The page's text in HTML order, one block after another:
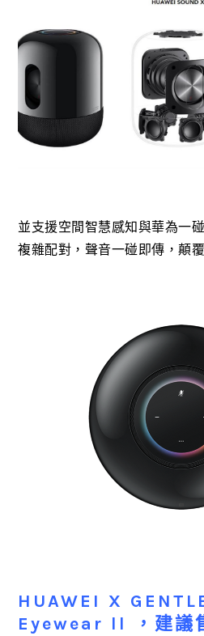
並支援空間智慧感知與華為一
複雜配對，聲音一碰即傳，顛
HUAWEI X
Eyewear ll
，建